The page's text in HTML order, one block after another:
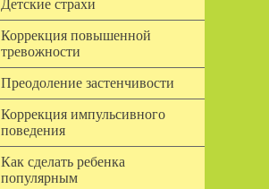
Детские страхи
Коррекция повышенной
тревожности
Преодоление застенчивости
Коррекция импульсивного
поведения
Как сделать ребенка
популярным